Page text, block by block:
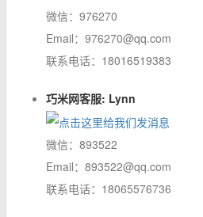
微信：976270
Email：976270@qq.com
联系电话：18016519383
巧米网客服: Lynn
微信：893522
Email：893522@qq.com
联系电话：18065576736